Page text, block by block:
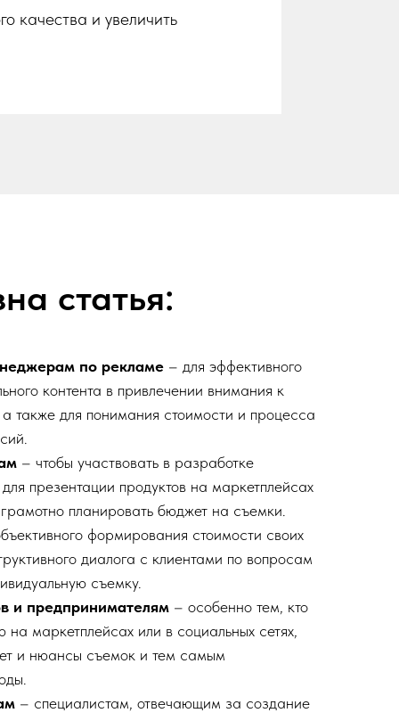
качества и увеличить
статья:
по рекламе – для эффективного
контента в привлечении внимания к
также для понимания стоимости и процесса
– чтобы участвовать в разработке
для презентации продуктов на маркетплейсах
планировать бюджет на съемки.
формирования стоимости своих
диалога с клиентами по вопросам
съемку.
и предпринимателям – особенно тем, кто
на маркетплейсах или в социальных сетях,
и нюансы съемок и тем самым
– специалистам, отвечающим за создание